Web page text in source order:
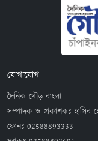
যোগাযোগ
দৈনিক গৌড় বাংলা
সম্পাদক ও প্রকাশকঃ হাসিব
ফোনঃ 02588893333